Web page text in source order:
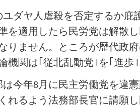
ダヤ人虐殺を否定するか庇
を適用したら民労党は解散
りません。ところが歴代政
機関は｢従北乱動党｣を｢進歩
今年8月に民主労働党を違
れるよう法務部長官に請願